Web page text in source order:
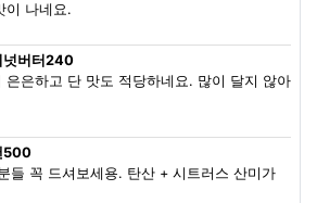
이 나네요.
넛버터240
은은하고 단 맛도 적당하네요. 많이 달지 않아
500
들 꼭 드셔보세용. 탄산 + 시트러스 산미가